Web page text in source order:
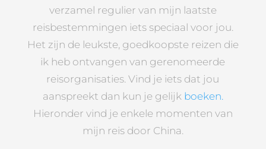
verzamel regulier van mijn laatste
reisbestemmingen iets speciaal voor jou.
Het zijn de leukste, goedkoopste reizen die
ik heb ontvangen van gerenomeerde
reisorganisaties. Vind je iets dat jou
aanspreekt dan kun je gelijk boeken.
Hieronder vind je enkele momenten van
mijn reis door China.